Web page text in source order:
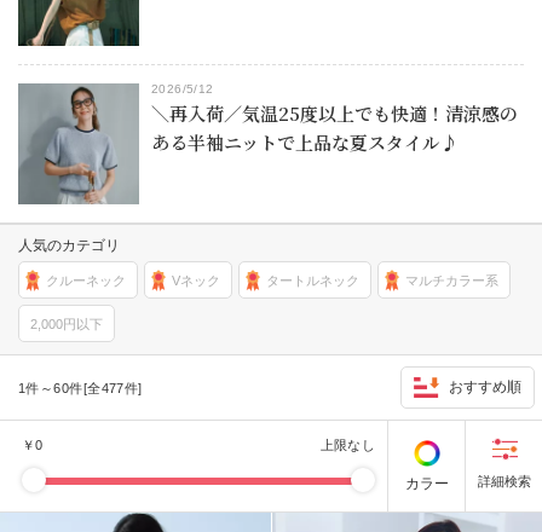
2026/5/12
＼再入荷／気温25度以上でも快適！清涼感の
ある半袖ニットで上品な夏スタイル♪
人気のカテゴリ
クルーネック Vネック タートルネック マルチカラー系
2,000円以下
1件～60件[全477件] おすすめ順
￥0 上限なし
カラー